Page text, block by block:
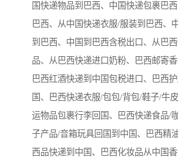
国快递物品到巴西、中国快递包裹巴
巴西、从中国快递衣服/服装到巴西、
到巴西、中国到巴西含税出口、从巴
品、从巴西快递进口奶粉、巴西邮寄香
巴西红酒快递到中国包税进口、巴西
国、巴西快递衣服/包包/背包/鞋子/牛
运物品包裹行李回国、巴西快递食品/
子产品/音箱玩具回国到中国、巴西精
西品快递到中国、巴西化妆品从中国